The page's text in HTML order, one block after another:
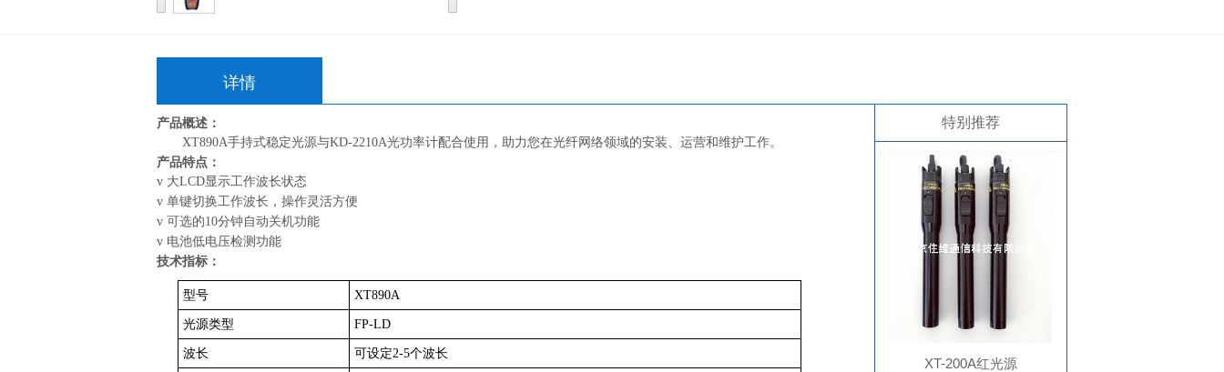
详情
产品概述：
XT890A手持式稳定光源与KD-2210A光功率计配合使用，助力您在光纤网络领域的安装、运营和维护工作。
产品特点：
v 大LCD显示工作波长状态
v 单键切换工作波长，操作灵活方便
v 可选的10分钟自动关机功能
v 电池低电压检测功能
技术指标：
型号 XT890A
光源类型 FP-LD
波长 可设定2-5个波长
特别推荐
XT-200A红光源